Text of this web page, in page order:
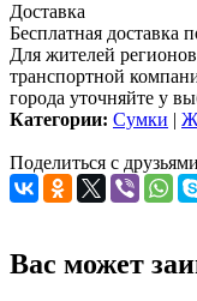
Доставка
Бесплатная доставка
Для жителей
транспортной
города уточняйте у
Категории: Сумки |
Поделиться с друзьями
Вас может